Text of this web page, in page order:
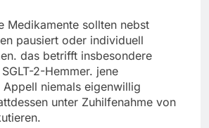
Medikamente sollten nebst
pausiert oder individuell
das betrifft insbesondere
2-Hemmer. jene
Appell niemals eigenwillig
unter Zuhilfenahme von